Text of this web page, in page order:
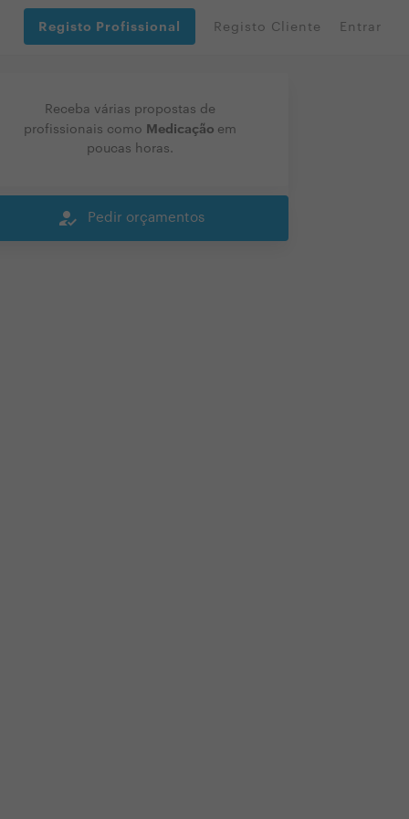
Registo Profissional Registo Cliente Entrar
Receba várias propostas de
profissionais como Medicação em
poucas horas.
how_to_reg Pedir orçamentos